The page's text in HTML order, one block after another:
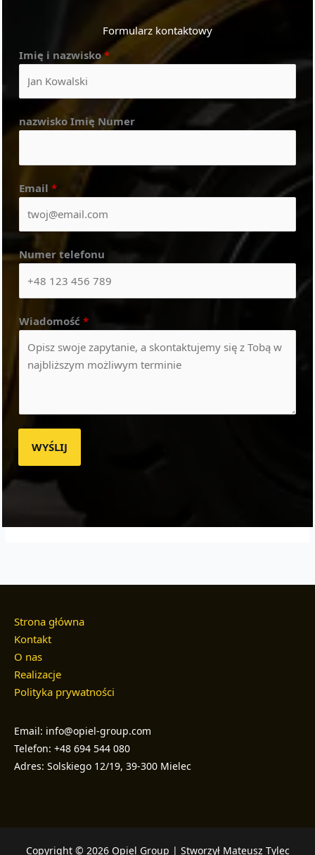
Formularz kontaktowy
Imię i nazwisko*
nazwisko Imię Numer
Email *
Numer telefonu
Wiadomość *
WYŚLIJ
Strona główna
Kontakt
O nas
Realizacje
Polityka prywatności
Email: info@opiel-group.com
Telefon: +48 694 544 080
Adres: Solskiego 12/19, 39-300 Mielec
Copyright © 2026 Opiel Group | Stworzył Mateusz Tylec